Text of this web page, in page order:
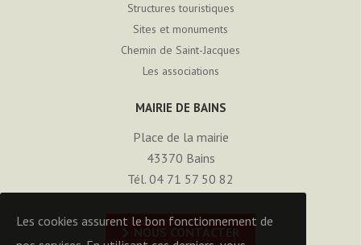
Structures touristiques
Sites et monuments
Chemin de Saint-Jacques
Les associations
MAIRIE DE BAINS
Place de la mairie
43370 Bains
Tél. 04 71 57 50 82
Les cookies assurent le bon fonctionnement de